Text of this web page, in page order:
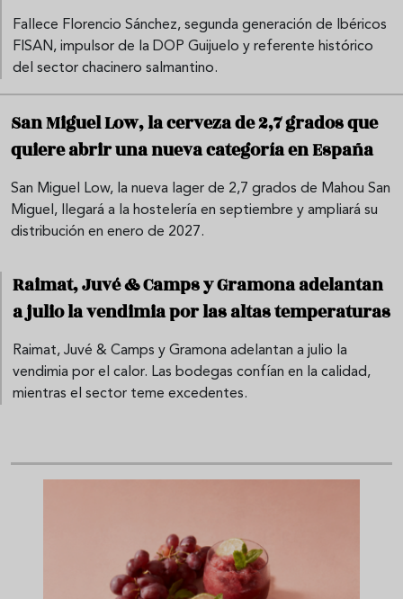
Fallece Florencio Sánchez, segunda generación de Ibéricos
FISAN, impulsor de la DOP Guijuelo y referente histórico
del sector chacinero salmantino.
San Miguel Low, la cerveza de 2,7 grados que
quiere abrir una nueva categoría en España
San Miguel Low, la nueva lager de 2,7 grados de Mahou San
Miguel, llegará a la hostelería en septiembre y ampliará su
distribución en enero de 2027.
Raimat, Juvé & Camps y Gramona adelantan
a julio la vendimia por las altas temperaturas
Raimat, Juvé & Camps y Gramona adelantan a julio la
vendimia por el calor. Las bodegas confían en la calidad,
mientras el sector teme excedentes.